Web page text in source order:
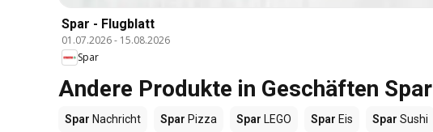
Spar - Flugblatt
01.07.2026- 15.08.2026
Spar
Andere Produkte in Geschäften Spar
Spar Nachricht Spar Pizza Spar LEGO Spar Eis Spar Sushi